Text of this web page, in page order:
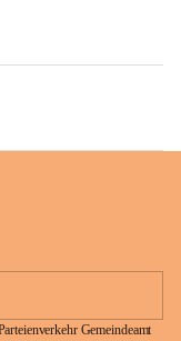
Gemeindeamt